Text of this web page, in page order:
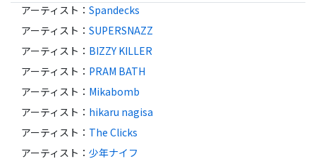
アーティスト ： Spandecks
アーティスト ： SUPERSNAZZ
アーティスト ： BIZZY KILLER
アーティスト ： PRAM BATH
アーティスト ： Mikabomb
アーティスト ： hikaru nagisa
アーティスト ： The Clicks
アーティスト ： 少年ナイフ